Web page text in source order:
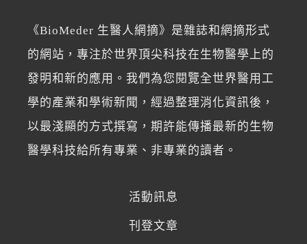
《BioMeder 生醫人網摘》是雜誌和網摘形式
的網站，專注於世界頂尖科技在生物醫學上的
發明和新的應用。我們為您閱覽全世界醫用工
學的產業和學術新聞，經過整理消化資訊後，
以最淺顯的方式撰寫，期許能傳播最新的生物
醫學科技給所有專業、非專業的讀者。
活動訊息
刊登文章